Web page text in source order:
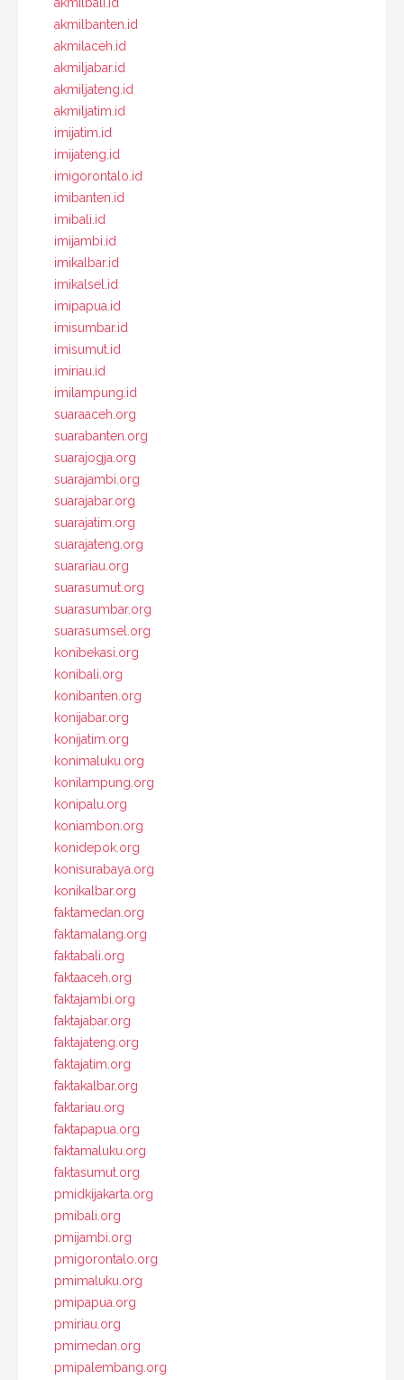
akmilbanten.id
akmilaceh.id
akmiljabar.id
akmiljateng.id
akmiljatim.id
imijatim.id
imijateng.id
imigorontalo.id
imibanten.id
imibali.id
imijambi.id
imikalbar.id
imikalsel.id
imipapua.id
imisumbar.id
imisumut.id
imiriau.id
imilampung.id
suaraaceh.org
suarabanten.org
suarajogja.org
suarajambi.org
suarajabar.org
suarajatim.org
suarajateng.org
suarariau.org
suarasumut.org
suarasumbar.org
suarasumsel.org
konibekasi.org
konibali.org
konibanten.org
konijabar.org
konijatim.org
konimaluku.org
konilampung.org
konipalu.org
koniambon.org
konidepok.org
konisurabaya.org
konikalbar.org
faktamedan.org
faktamalang.org
faktabali.org
faktaaceh.org
faktajambi.org
faktajabar.org
faktajateng.org
faktajatim.org
faktakalbar.org
faktariau.org
faktapapua.org
faktamaluku.org
faktasumut.org
pmidkijakarta.org
pmibali.org
pmijambi.org
pmigorontalo.org
pmimaluku.org
pmipapua.org
pmiriau.org
pmimedan.org
pmipalembang.org